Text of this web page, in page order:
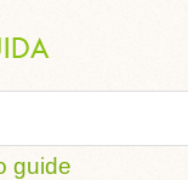
guide